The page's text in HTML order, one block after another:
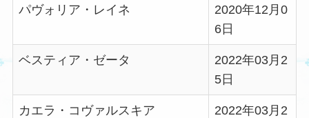
パヴォリア・レイネ
2020年12月0
6日
ベスティア・ゼータ
2022年03月2
5日
カエラ・コヴァルスキア
2022年03月2